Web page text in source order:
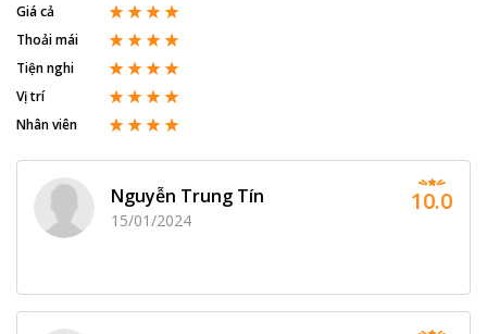
Giá cả
Thoải mái
Tiện nghi
Vị trí
Nhân viên
Nguyễn Trung Tín
15/01/2024
10.0